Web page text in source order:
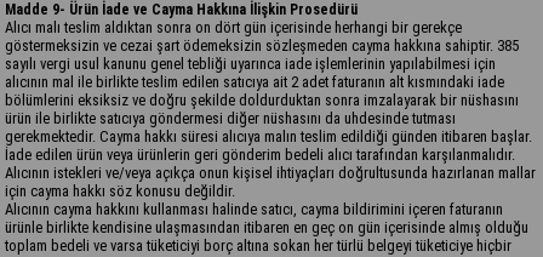
Madde 9- Ürün İade ve Cayma Hakkına İlişkin Prosedürü
Alıcı malı teslim aldıktan sonra on dört gün içerisinde herhangi bir gerekçe
göstermeksizin ve cezai şart ödemeksizin sözleşmeden cayma hakkına sahiptir. 385
sayılı vergi usul kanunu genel tebliği uyarınca iade işlemlerinin yapılabilmesi için
alıcının mal ile birlikte teslim edilen satıcıya ait 2 adet faturanın alt kısmındaki iade
bölümlerini eksiksiz ve doğru şekilde doldurduktan sonra imzalayarak bir nüshasını
ürün ile birlikte satıcıya göndermesi diğer nüshasını da uhdesinde tutması
gerekmektedir. Cayma hakkı süresi alıcıya malın teslim edildiği günden itibaren başlar.
İade edilen ürün veya ürünlerin geri gönderim bedeli alıcı tarafından karşılanmalıdır.
Alıcının istekleri ve/veya açıkça onun kişisel ihtiyaçları doğrultusunda hazırlanan mallar
için cayma hakkı söz konusu değildir.
Alıcının cayma hakkını kullanması halinde satıcı, cayma bildirimini içeren faturanın
ürünle birlikte kendisine ulaşmasından itibaren en geç on gün içerisinde almış olduğu
toplam bedeli ve varsa tüketiciyi borç altına sokan her türlü belgeyi tüketiciye hiçbir